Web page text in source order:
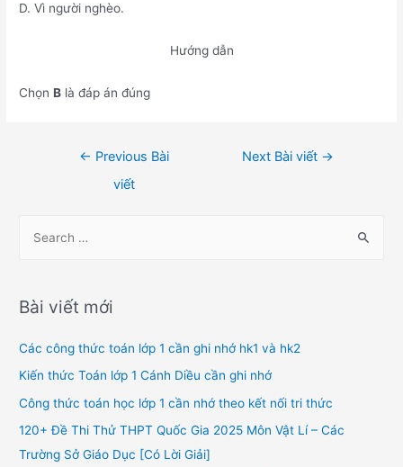
D. Vì người nghèo.
Hướng dẫn
ChọnB là đáp án đúng
← Previous Bài
viết
Next Bài viết →
r
h
f
o
Bài viết mới
Các công thức toán lớp 1 cần ghi nhớ hk1 và hk2
Kiến thức Toán lớp 1 Cánh Diều cần ghi nhớ
Công thức toán học lớp 1 cần nhớ theo kết nối tri thức
120+ Đề Thi Thử THPT Quốc Gia 2025 Môn Vật Lí – Các
Trường Sở Giáo Dục [Có Lời Giải]